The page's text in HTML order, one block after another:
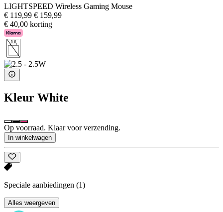
LIGHTSPEED Wireless Gaming Mouse
€ 119,99 € 159,99
€ 40,00 korting
Kleur White
Op voorraad. Klaar voor verzending.
In winkelwagen
Speciale aanbiedingen (1)
Alles weergeven